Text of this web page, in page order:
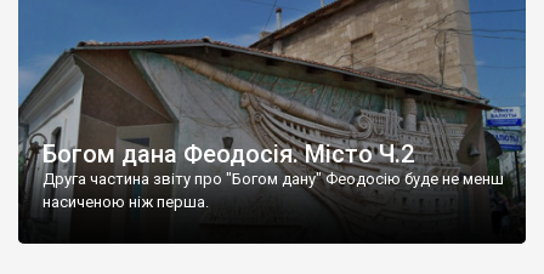
Богом дана Феодосія. Місто Ч.2
Друга частина звіту про "Богом дану" Феодосію буде не менш
насиченою ніж перша.